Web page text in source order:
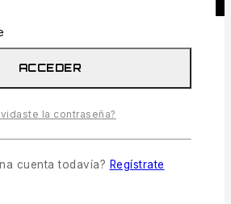
Señuelo Valleyhill Indy
11
4 productos vendidos en las últimas
ACCEDER
la contraseña?
cuenta todavía? Regístrate